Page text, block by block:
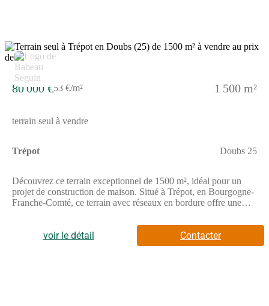
80 000 €53 €/m² 1 500 m²
terrain seul à vendre
Trépot Doubs 25
Découvrez ce terrain exceptionnel de 1500 m², idéal pour un
projet de construction de maison. Situé à Trépot, en Bourgogne-
Franche-Comté, ce terrain avec réseaux en bordure offre une
Profitez d’un emplacement ensoleillé et calme, parfait pour
réaliser votre rêve immobilier. La maison que nous vous
proposons est l’Intimity L de la gamme Evasihome, offrant un
voir le détail Contacter